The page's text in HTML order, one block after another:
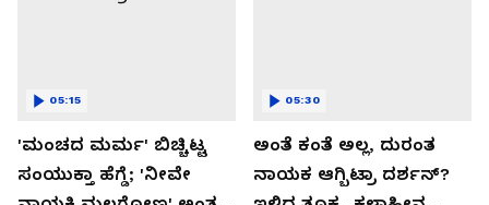
'ಮಂಚದ ಮರ್ಮ' ಬಿಚ್ಚಿಟ್ಟ
ಸಂಯುಕ್ತಾ ಹೆಗ್ಡೆ; 'ನೀವೇ
05:15
ಅಂತೆ ಕಂತೆ ಅಲ್ಲ, ದುರಂತ
ನಾಯಕ ಆಗ್ಬಿಟ್ರಾ ದರ್ಶನ್?
05:30